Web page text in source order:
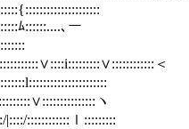
ﾑ::::::....､ー￣
＜
ヽ
ｌ:::::::::